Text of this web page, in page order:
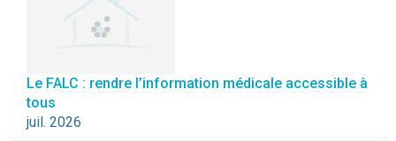
Le FALC : rendre l’information médicale accessible à
tous
juil. 2026